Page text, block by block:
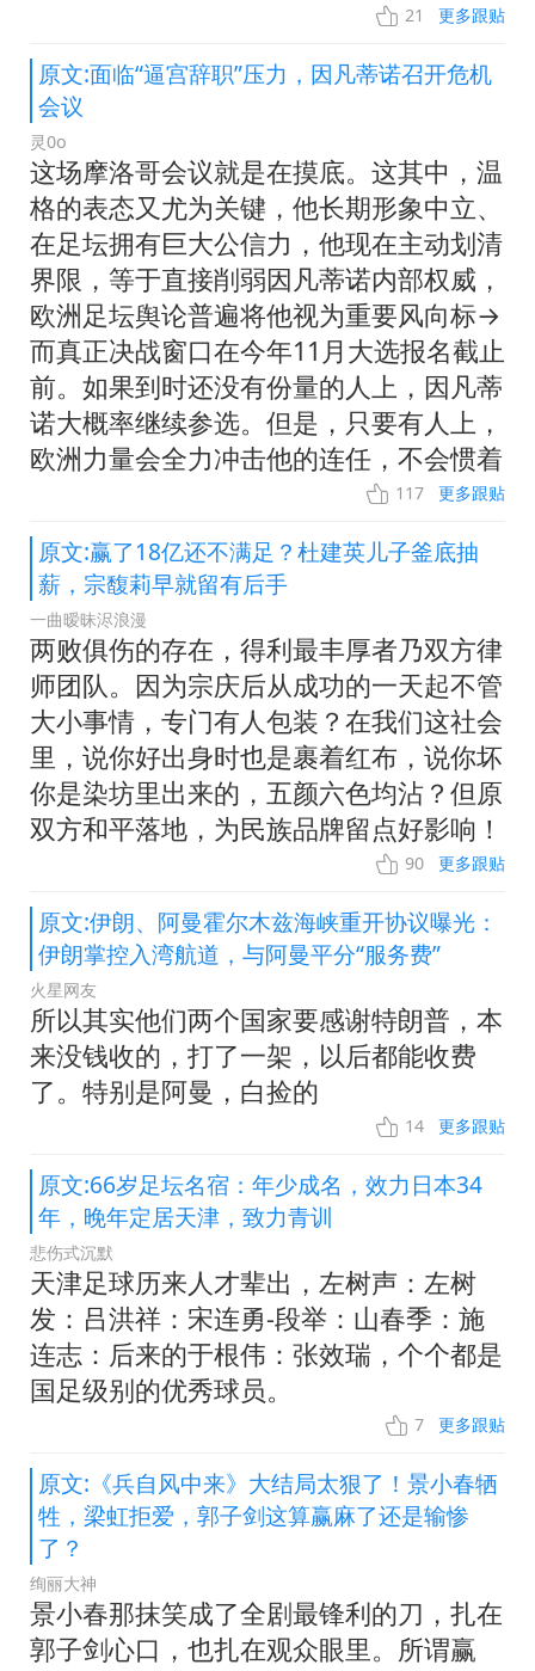
21 更多跟贴
原文:面临“逼宫辞职”压力，因凡蒂诺召开危机
会议
灵0o
这场摩洛哥会议就是在摸底。这其中，温
格的表态又尤为关键，他长期形象中立、
在足坛拥有巨大公信力，他现在主动划清
界限，等于直接削弱因凡蒂诺内部权威，
欧洲足坛舆论普遍将他视为重要风向标→
而真正决战窗口在今年11月大选报名截止
前。如果到时还没有份量的人上，因凡蒂
诺大概率继续参选。但是，只要有人上，
欧洲力量会全力冲击他的连任，不会惯着
117 更多跟贴
原文:赢了18亿还不满足？杜建英儿子釜底抽
薪，宗馥莉早就留有后手
一曲暧昧浕浪漫
两败俱伤的存在，得利最丰厚者乃双方律
师团队。因为宗庆后从成功的一天起不管
大小事情，专门有人包装？在我们这社会
里，说你好出身时也是裹着红布，说你坏
你是染坊里出来的，五颜六色均沾？但原
双方和平落地，为民族品牌留点好影响！
90 更多跟贴
原文:伊朗、阿曼霍尔木兹海峡重开协议曝光：
伊朗掌控入湾航道，与阿曼平分“服务费”
火星网友
所以其实他们两个国家要感谢特朗普，本
来没钱收的，打了一架，以后都能收费
了。特别是阿曼，白捡的
14 更多跟贴
原文:66岁足坛名宿：年少成名，效力日本34
年，晚年定居天津，致力青训
悲伤式沉默
天津足球历来人才辈出，左树声：左树
发：吕洪祥：宋连勇-段举：山春季：施
连志：后来的于根伟：张效瑞，个个都是
国足级别的优秀球员。
7 更多跟贴
原文:《兵自风中来》大结局太狠了！景小春牺
牲，梁虹拒爱，郭子剑这算赢麻了还是输惨
了？
绚丽大神
景小春那抹笑成了全剧最锋利的刀，扎在
郭子剑心口，也扎在观众眼里。所谓赢